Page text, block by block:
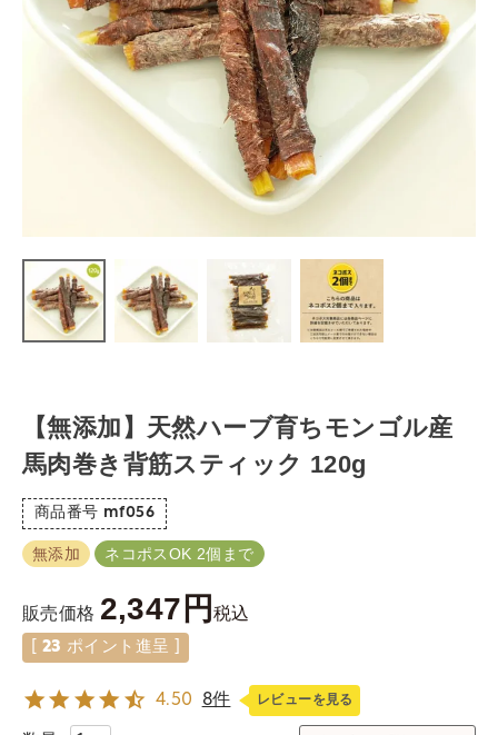
【無添加】天然ハーブ育ちモンゴル産
馬肉巻き背筋スティック 120g
商品番号 mf056
無添加 ネコポスOK 2個まで
販売価格 2,347 税込
23 ポイント進呈 ]
4.50 8件 レビューを見る